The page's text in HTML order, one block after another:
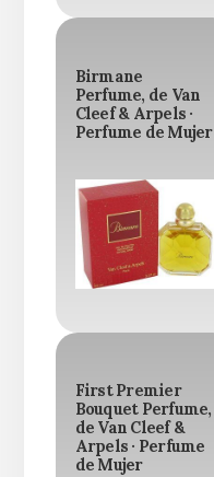
Birmane
Perfume, de Van
Cleef & Arpels ·
Perfume de Mujer
First Premier
Bouquet Perfume,
de Van Cleef &
Arpels · Perfume
de Mujer